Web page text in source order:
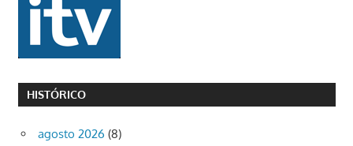
HISTÓRICO
agosto 2026 (8)